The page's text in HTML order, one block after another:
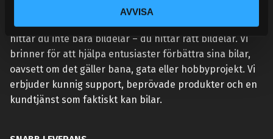
AVVISA
Vi lever och andas prestanda. Hos Street Performance
hittar du inte bara bildelar – du hittar rätt bildelar. Vi
brinner för att hjälpa entusiaster förbättra sina bilar,
oavsett om det gäller bana, gata eller hobbyprojekt. Vi
erbjuder kunnig support, beprövade produkter och en
kundtjänst som faktiskt kan bilar.